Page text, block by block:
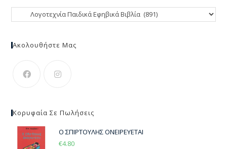
Ακολουθήστε Μας
Κορυφαία Σε Πωλήσεις
Ο ΣΠΙΡΤΟΥΛΗΣ ΟΝΕΙΡΕΥΕΤΑΙ
€4.80